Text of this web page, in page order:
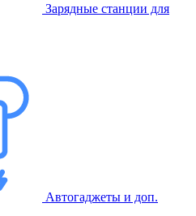
Зарядные станции для
Автогаджеты и доп.